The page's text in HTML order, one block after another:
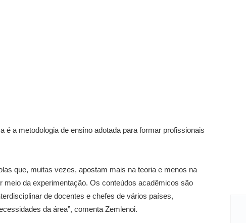
é a metodologia de ensino adotada para formar profissionais
que, muitas vezes, apostam mais na teoria e menos na
da experimentação. Os conteúdos acadêmicos são
de docentes e chefes de vários países,
da área”, comenta Zemlenoi.